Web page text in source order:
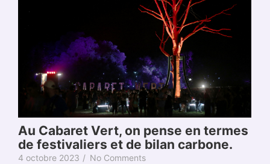
Au Cabaret Vert, on pense en termes
de festivaliers et de bilan carbone.
4 octobre 2023 / No Comments